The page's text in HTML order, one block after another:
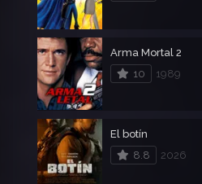
Arma Mortal 2
10
1989
El botín
8.8
2026